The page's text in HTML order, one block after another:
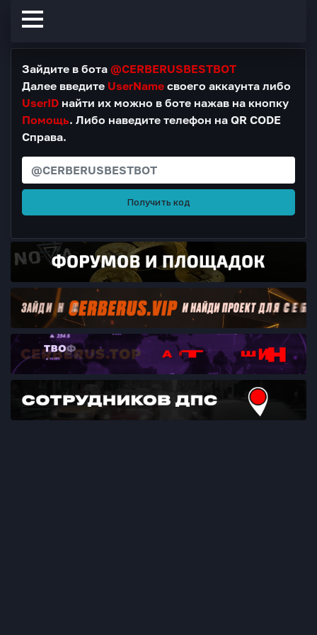
Зайдите в бота @CERBERUSBESTBOT
Далее введите UserName своего аккаунта либо
UserID найти их можно в боте нажав на кнопку
Помощь. Либо наведите телефон на QR CODE
Справа.
Получить код